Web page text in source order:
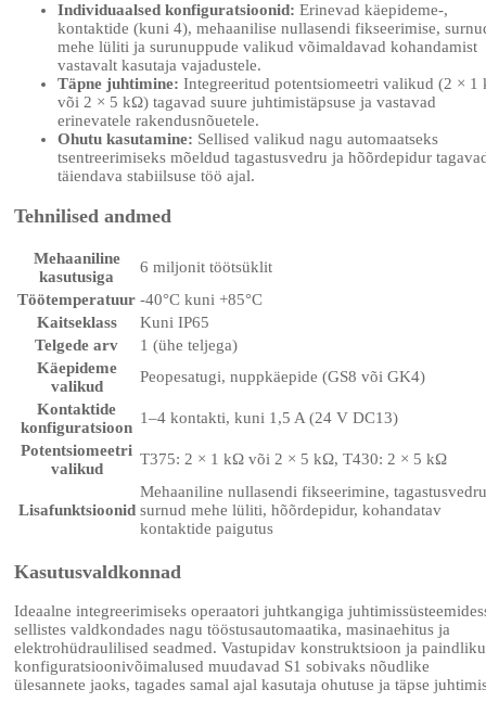
Individuaalsed konfiguratsioonid: Erinevad käepideme-,
kontaktide (kuni 4), mehaanilise nullasendi fikseerimise,
mehe lüliti ja surunuppude valikud võimaldavad kohandamist
vastavalt kasutaja vajadustele.
Täpne juhtimine: Integreeritud potentsiomeetri valikud (2 × 1
või 2 × 5 kΩ) tagavad suure juhtimistäpsuse ja vastavad
erinevatele rakendusnõuetele.
Ohutu kasutamine: Sellised valikud nagu automaatseks
tsentreerimiseks mõeldud tagastusvedru ja hõõrdepidur
täiendava stabiilsuse töö ajal.
Tehnilised andmed
Mehaaniline
kasutusiga
6 miljonit töötsüklit
Töötemperatuur -40°C kuni +85°C
Kaitseklass
Kuni IP65
Telgede arv
1 (ühe teljega)
Käepideme
valikud
Peopesatugi, nuppkäepide (GS8 või GK4)
Kontaktide
konfiguratsioon
1–4 kontakti, kuni 1,5 A (24 V DC13)
Potentsiomeetri
valikud
T375: 2 × 1 kΩ või 2 × 5 kΩ, T430: 2 × 5 kΩ
Lisafunktsioonid
Mehaaniline nullasendi fikseerimine,
surnud mehe lüliti, hõõrdepidur, kohandatav
kontaktide paigutus
Kasutusvaldkonnad
Ideaalne integreerimiseks operaatori juhtkangiga
sellistes valdkondades nagu tööstusautomaatika, masinaehitus ja
elektrohüdraulilised seadmed. Vastupidav konstruktsioon ja
konfiguratsioonivõimalused muudavad S1 sobivaks nõudlike
ülesannete jaoks, tagades samal ajal kasutaja ohutuse ja täpse